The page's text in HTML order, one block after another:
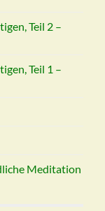
Teil 2 –
Teil 1 –
Meditation